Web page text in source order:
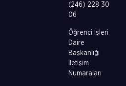
(246) 228 30
06
Öğrenci İşleri
Daire
Başkanlığı
İletişim
Numaraları